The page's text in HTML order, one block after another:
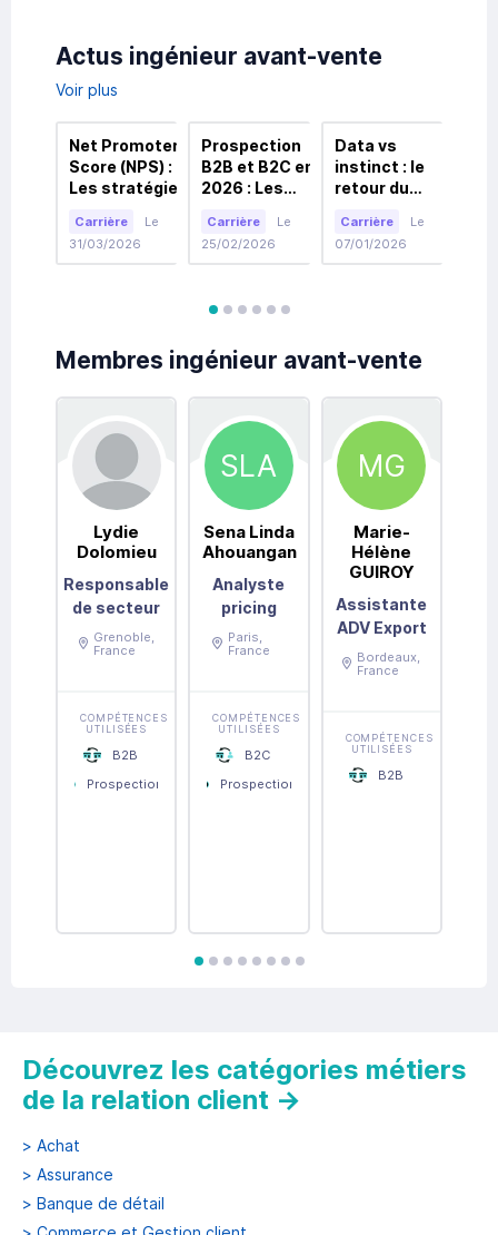
Actus ingénieur avant-vente
Voir plus
Net Promoter
Score (NPS) :
Les stratégies
pour
transformer vos
Carrière
Le
31/03/2026
Prospection
B2B et B2C en
2026 : Les
Incontournables
pour Surmonter
Interminables
Carrière
Le
25/02/2026
Data vs
instinct : le
retour du
commercial
Carrière
Le
07/01/2026
avisavisavisavisavisavis
Membres ingénieur avant-vente
Lydie
Dolomieu
Responsable
de secteur
Grenoble
France
COMPÉTENCES
UTILISÉES
B2B
Prospection
SLA
Sena Linda
Ahouangan
Analyste
pricing
Paris
France
COMPÉTENCES
UTILISÉES
B2C
Prospection
MG
Marie-
Hélène
GUIROY
Assistante
ADV Export
Bordeaux
France
COMPÉTENCES
UTILISÉES
B2B
avisavisavisavisavisavisavisavis
Découvrez les catégories métiers
de la relation client →
> Achat
> Assurance
> Banque de détail